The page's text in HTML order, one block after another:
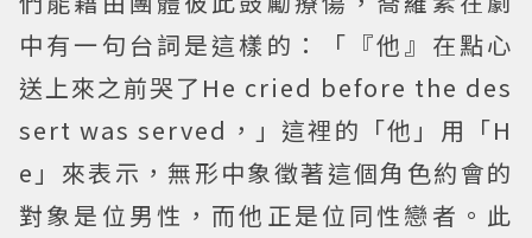
中有一句台詞是這樣的：「『他』在點心
送上來之前哭了He cried before the des
sert was served，」這裡的「他」用「H
e」來表示，無形中象徵著這個角色約會的
對象是位男性，而他正是位同性戀者。此